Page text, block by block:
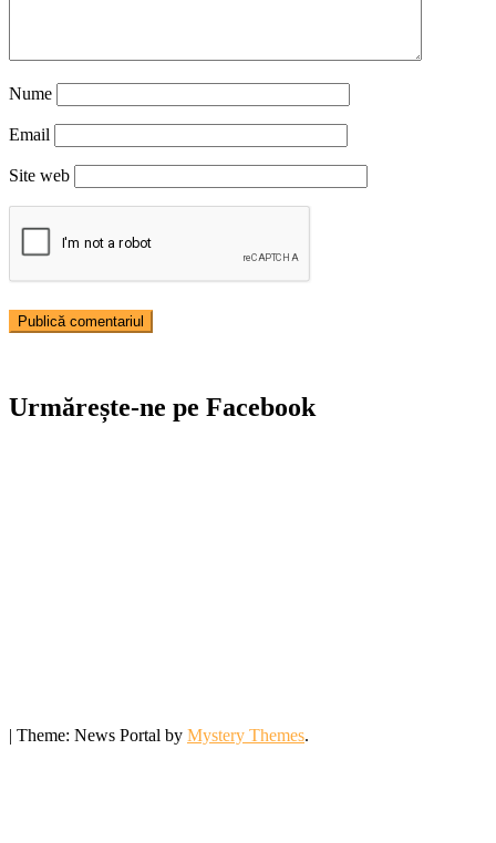
Nume
Email
Site web
Urmărește-ne pe Facebook
| Theme: News Portal by Mystery Themes.